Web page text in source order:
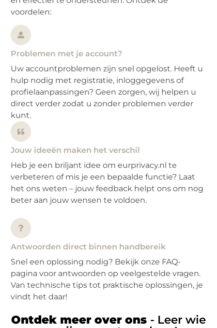
voordelen:
Problemen met je account?
Uw accountproblemen zijn snel opgelost. Heeft u
hulp nodig met registratie, inloggegevens of
profielaanpassingen? Geen zorgen, wij helpen u
direct verder zodat u zonder problemen verder
kunt.
Jouw ideeën maken het verschil
Heb je een briljant idee om eurprivacy.nl te
verbeteren of mis je een bepaalde functie? Laat
het ons weten – jouw feedback helpt ons om nog
beter aan jouw wensen te voldoen.
Antwoorden direct binnen handbereik
Snel een oplossing nodig? Bekijk onze FAQ-
pagina voor antwoorden op veelgestelde vragen.
Van technische tips tot praktische oplossingen, je
vindt het daar!
Ontdek meer over ons - Leer wie